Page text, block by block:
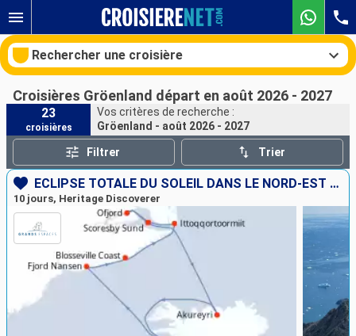
Rechercher une croisière
Nos destinations
Mois de départ
Ports
Rechercher
Croisières Gröenland départ en août 2026 - 2027
23
croisières
Vos critères de recherche :
Gröenland - août 2026 - 2027
Filtrer Trier
ÉCLIPSE TOTALE DU SOLEIL DANS LE NORD-EST DU GROËNLAND
10 jours, Heritage Discoverer